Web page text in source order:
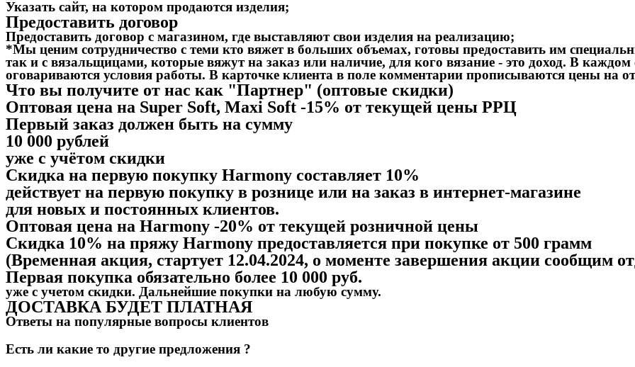
Указать сайт, на котором продаются изделия;
Предоставить договор
Предоставить договор с магазином, где выставляют свои изделия на реализацию;
*Мы ценим сотрудничество с теми кто вяжет в больших объемах, готовы предоставить им
так и с вязальщицами, которые вяжут на заказ или наличие, для кого вязание - это доход. В
оговариваются условия работы. В карточке клиента в поле комментарии прописываются цены на
Что вы получите от нас как "Партнер" (оптовые скидки)
Оптовая цена на Super Soft, Maxi Soft -15% от текущей цены РРЦ
Первый заказ должен быть на сумму
10 000 рублей
уже с учётом скидки
Скидка на первую покупку Harmony составляет 10%
действует на первую покупку в рознице или на заказ в интернет-магазине
для новых и постоянных клиентов.
Оптовая цена на Harmony -20% от текущей розничной цены
Скидка 10% на пряжу Harmony предоставляется при покупке от 500 грамм
(Временная акция, стартует 12.04.2024, о моменте завершения акции сообщим
Первая покупка обязательно более 10 000 руб.
уже с учетом скидки. Дальнейшие покупки на любую сумму.
ДОСТАВКА БУДЕТ ПЛАТНАЯ
Ответы на популярные вопросы клиентов
Есть ли какие то другие предложения ?